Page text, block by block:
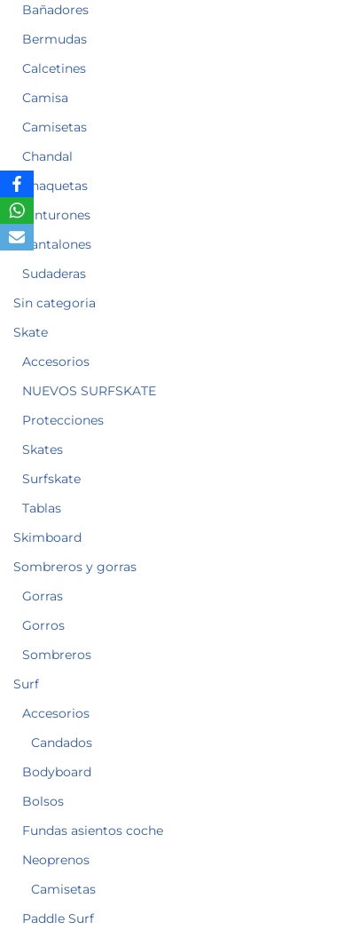
Bañadores
Bermudas
Calcetines
Camisa
Camisetas
Chandal
Chaquetas
Cinturones
Pantalones
Sudaderas
Sin categoria
Skate
Accesorios
NUEVOS SURFSKATE
Protecciones
Skates
Surfskate
Tablas
Skimboard
Sombreros y gorras
Gorras
Gorros
Sombreros
Surf
Accesorios
Candados
Bodyboard
Bolsos
Fundas asientos coche
Neoprenos
Camisetas
Paddle Surf